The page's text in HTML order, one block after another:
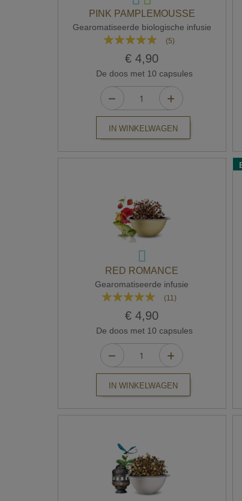
PINK PAMPLEMOUSSE
Gearomatiseerde biologische infusie
Waardering:
(5)
€ 4,90
De doos met 10 capsules
IN WINKELWAGEN
RED ROMANCE
Gearomatiseerde infusie
Waardering:
(11)
€ 4,90
De doos met 10 capsules
IN WINKELWAGEN